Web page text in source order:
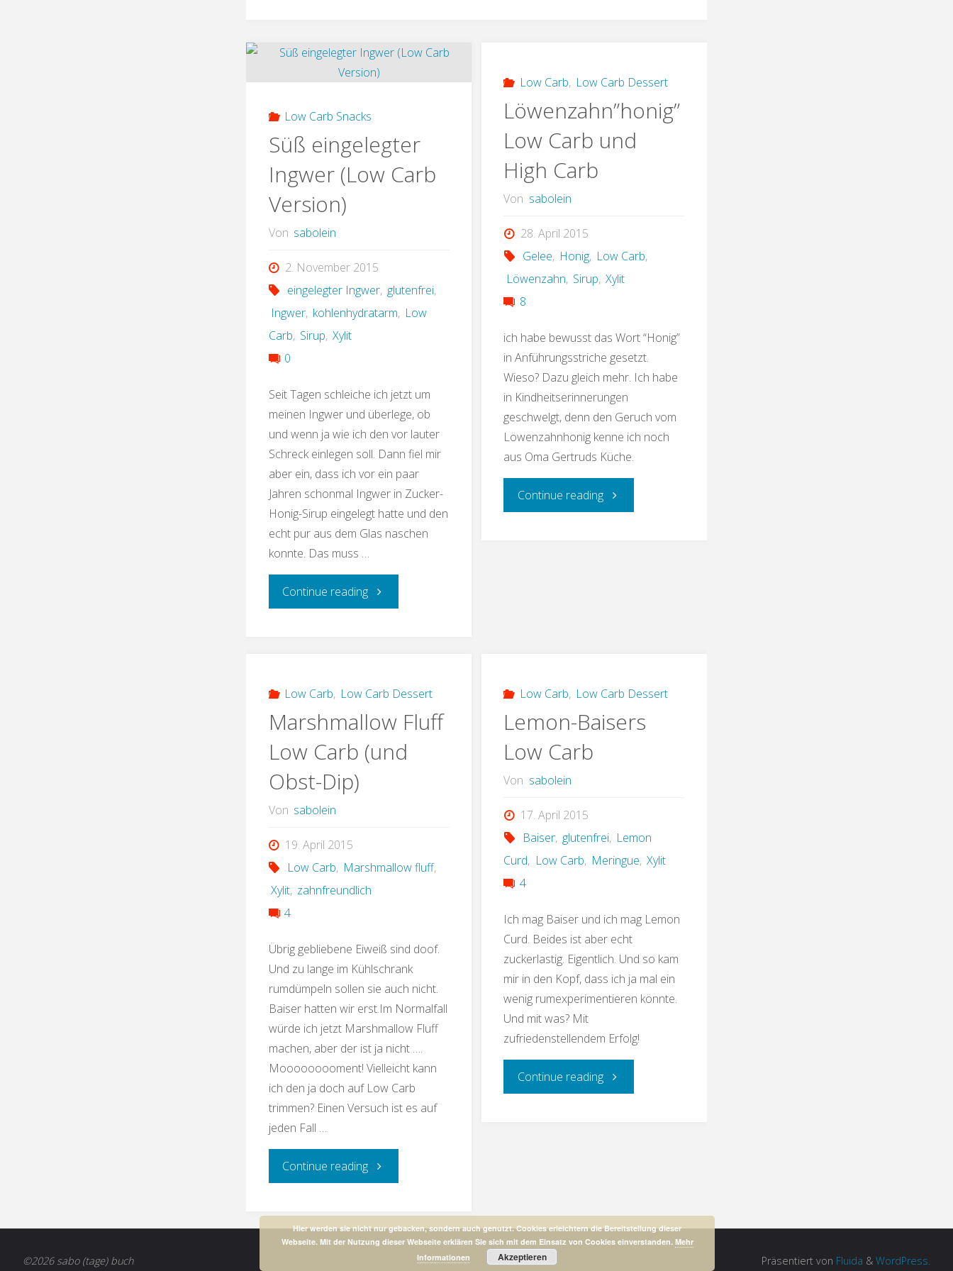
Low Carb Snacks
Süß eingelegter
Ingwer (Low Carb
Version)
Von sabolein
2. November 2015
eingelegter Ingwer, glutenfrei,
Ingwer, kohlenhydratarm, Low
Carb, Sirup, Xylit
0
Seit Tagen schleiche ich jetzt um
meinen Ingwer und überlege, ob
und wenn ja wie ich den vor lauter
Schreck einlegen soll. Dann fiel mir
aber ein, dass ich vor ein paar
Jahren schonmal Ingwer in Zucker-
Honig-Sirup eingelegt hatte und den
echt pur aus dem Glas naschen
konnte. Das muss …
Continue reading"Süß
(Low
Carb
Version)"
Low Carb, Low Carb Dessert
Löwenzahn”honig”
Low Carb und
High Carb
Von sabolein
28. April 2015
Gelee, Honig, Low Carb,
Löwenzahn, Sirup, Xylit
8
ich habe bewusst das Wort “Honig”
in Anführungsstriche gesetzt.
Wieso? Dazu gleich mehr. Ich habe
in Kindheitserinnerungen
geschwelgt, denn den Geruch vom
Löwenzahnhonig kenne ich noch
aus Oma Gertruds Küche.
Continue reading"Löwenzahn”honig”
Low Carb, Low Carb Dessert
Marshmallow Fluff
Low Carb (und
Obst-Dip)
Von sabolein
19. April 2015
Low Carb, Marshmallow fluff,
Xylit, zahnfreundlich
4
Übrig gebliebene Eiweiß sind doof.
Und zu lange im Kühlschrank
rumdümpeln sollen sie auch nicht.
Baiser hatten wir erst.Im Normalfall
würde ich jetzt Marshmallow Fluff
machen, aber der ist ja nicht ….
Mooooooooment! Vielleicht kann
ich den ja doch auf Low Carb
trimmen? Einen Versuch ist es auf
jeden Fall …
Continue reading"Marshmallow
Low
Low Carb, Low Carb Dessert
Lemon-Baisers
Low Carb
Von sabolein
17. April 2015
Baiser, glutenfrei, Lemon
Curd, Low Carb, Meringue, Xylit
4
Ich mag Baiser und ich mag Lemon
Curd. Beides ist aber echt
zuckerlastig. Eigentlich. Und so kam
mir in den Kopf, dass ich ja mal ein
wenig rumexperimentieren könnte.
Und mit was? Mit
zufriedenstellendem Erfolg!
Continue reading"Lemon-
©2026 sabo (tage) buch Präsentiert von Fluida & WordPress.
Hier werden sie nicht nur gebacken, sondern auch genutzt. Cookies erleichtern die Bereitstellung dieser
Webseite. Mit der Nutzung dieser Webseite erklären Sie sich mit dem Einsatz von Cookies einverstanden. Mehr
Informationen
Akzeptieren